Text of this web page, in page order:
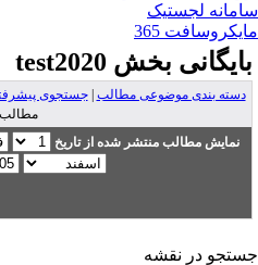
لجستیک
365
بخشtest2020
دسته بندی موضوعی مطالب|جستجوی پیشرفته
مطالب: 0 |
نمایش مطالب منتشر شده از تاریخ
در نقشه